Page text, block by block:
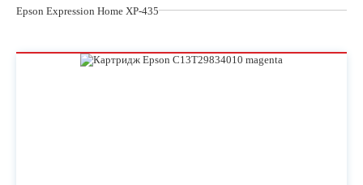
Epson Expression Home XP-435